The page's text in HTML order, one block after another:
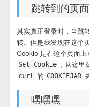
跳转到的页面
其实真正登录时，当跳
转。但是我发现在这个
Cookie 是在这个页面
Set-Cookie ，从这
curl 的 COOKIEJAR
嘿嘿嘿